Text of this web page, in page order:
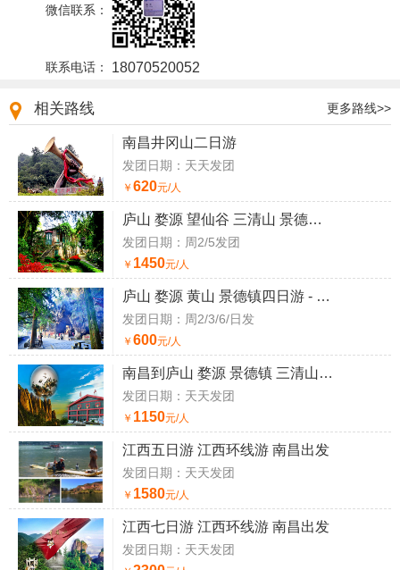
微信联系：
联系电话： 18070520052
相关路线 更多路线>>
南昌井冈山二日游
发团日期：天天发团
￥ 620元/人
庐山 婺源 望仙谷 三清山 景德镇四日游 四星纯玩团
发团日期：周2/5发团
￥ 1450元/人
庐山 婺源 黄山 景德镇四日游 - 畅游皖赣
发团日期：周2/3/6/日发
￥ 600元/人
南昌到庐山 婺源 景德镇 三清山四日游 纯玩
发团日期：天天发团
￥ 1150元/人
江西五日游 江西环线游 南昌出发
发团日期：天天发团
￥ 1580元/人
江西七日游 江西环线游 南昌出发
发团日期：天天发团